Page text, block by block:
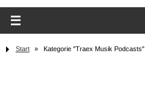
Start » Kategorie "Traex Musik Podcasts"